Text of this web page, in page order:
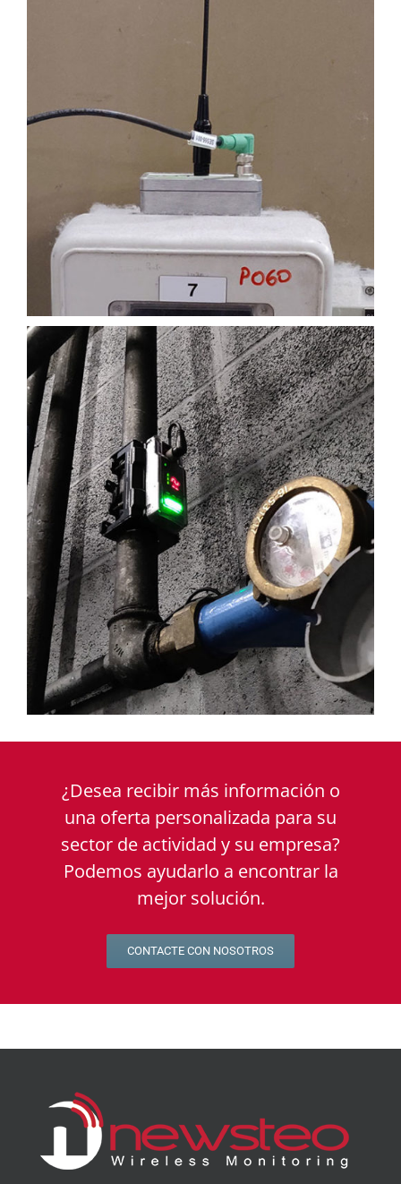
¿Desea recibir más información o
una oferta personalizada para su
sector de actividad y su empresa?
Podemos ayudarlo a encontrar la
mejor solución.
CONTACTE CON NOSOTROS